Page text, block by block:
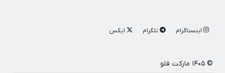
اینستاگرام تلگرام ایکس
© ۱۴۰۵ مارکت فلو